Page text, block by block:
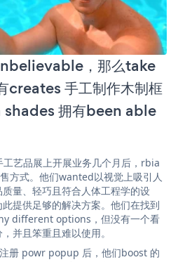
，那么take
creates 手工制作木制框
shades 拥有been able
艺品展上开展业务几个月后，rbia
方式。他们wanted以视觉上吸引人
量、轻巧且符合人体工程学的设
提供足够的解决方案。他们在找到
different options，但没有一个看
并且笨重且难以使用。
册 powr popup 后，他们boost 的